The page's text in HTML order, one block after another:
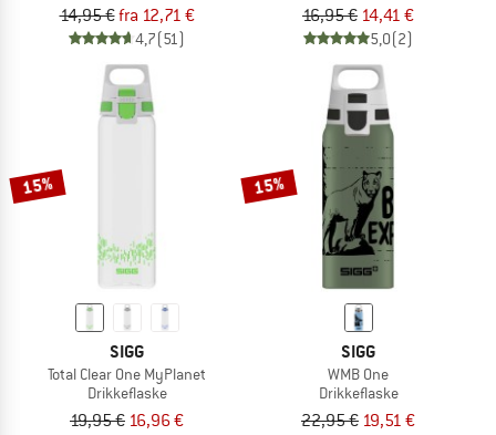
14,95 €fra 12,71 €
4,7(51)
16,95 € 14,41 €
5,0(2)
15%
SIGG
Total Clear One MyPlanet
Drikkeflaske
19,95 € 16,96 €
15%
SIGG
WMB One
Drikkeflaske
22,95 € 19,51 €